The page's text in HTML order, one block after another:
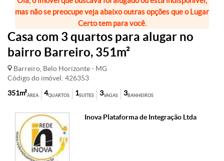
mas não se preocupe veja abaixo outras opções que o Lugar
Certo tem para você.
Casa com 3 quartos para alugar no
bairro Barreiro, 351m²
Barreiro, Belo Horizonte - MG
Código do imóvel: 426353
ÁREA
351m² QUARTOS
4 SUÍTES
1 VAGAS
3 BANHEIROS
3
Inova Plataforma de Integração Ltda